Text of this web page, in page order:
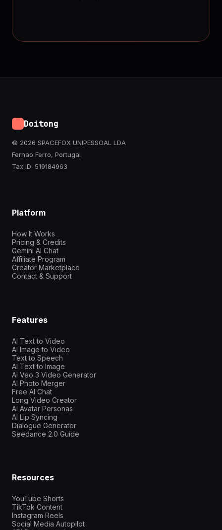
Doitong
© 2026 SPACEFOX UNIPESSOAL LDA
Fernao Ferro, Portugal
Tax ID: 519184963
Platform
How It Works
Pricing & Credits
Gemini AI Chat
Affiliate Program
Creator Marketplace
Contact & Support
Features
AI Text to Video
AI Image to Video
Text to Speech
AI Text to Image
AI Veo 3 Video Generator
AI Photo Merger
Free AI Chat
Long Video Creator
AI Avatar Personas
AI Lip Syncing
Dialogue Generator
Seedance 2.0 Guide
Resources
YouTube Shorts
TikTok Content
Instagram Reels
Social Media Autopilot